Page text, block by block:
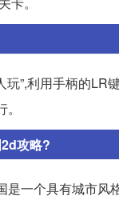
玩”,利用手柄的
攻略?
是一个具有城市风